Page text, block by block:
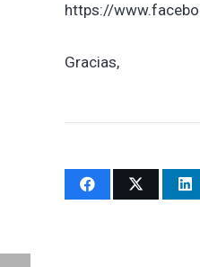
https://
Gracias,